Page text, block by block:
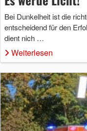
Bei Dunkelheit ist die
entscheidend für den
dient nich …
Weiterlesen